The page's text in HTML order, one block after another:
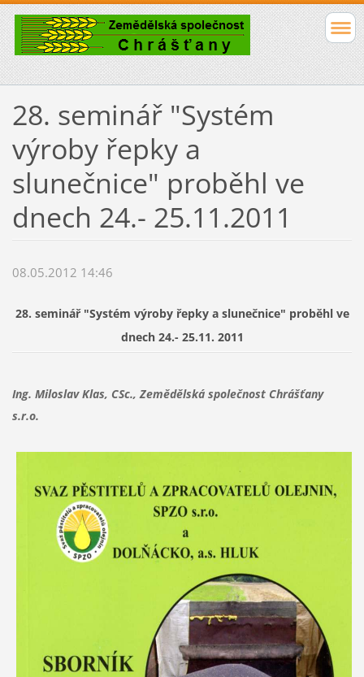
28. seminář "Systém
výroby řepky a
slunečnice" proběhl ve
dnech 24.- 25.11.2011
08.05.2012 14:46
28. seminář "Systém výroby řepky a slunečnice" proběhl ve
dnech 24.- 25.11. 2011
Ing. Miloslav Klas, CSc., Zemědělská společnost Chrášťany
s.r.o.